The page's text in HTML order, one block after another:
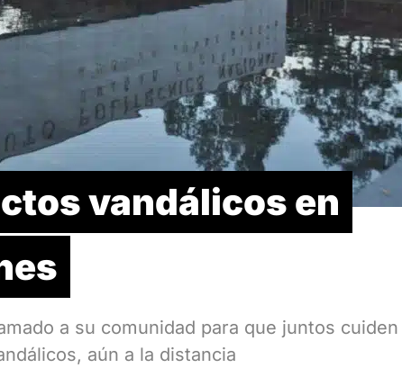
vandálicos en
a su comunidad para que juntos cuiden
aún a la distancia